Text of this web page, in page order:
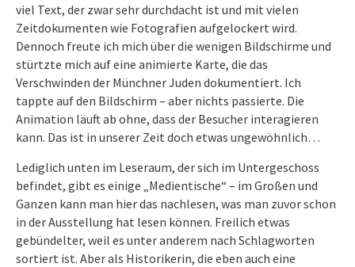
viel Text, der zwar sehr durchdacht ist und mit vielen
Zeitdokumenten wie Fotografien aufgelockert wird.
Dennoch freute ich mich über die wenigen Bildschirme und
stürtzte mich auf eine animierte Karte, die das
Verschwinden der Münchner Juden dokumentiert. Ich
tappte auf den Bildschirm – aber nichts passierte. Die
Animation läuft ab ohne, dass der Besucher interagieren
kann. Das ist in unserer Zeit doch etwas ungewöhnlich…
Lediglich unten im Leseraum, der sich im Untergeschoss
befindet, gibt es einige „Medientische“ – im Großen und
Ganzen kann man hier das nachlesen, was man zuvor schon
in der Ausstellung hat lesen können. Freilich etwas
gebündelter, weil es unter anderem nach Schlagworten
sortiert ist. Aber als Historikerin, die eben auch eine